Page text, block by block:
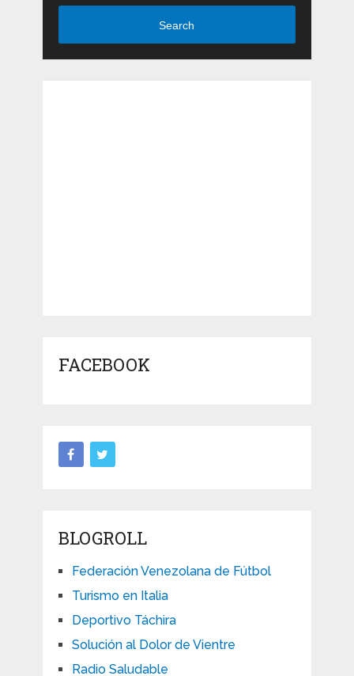
Search
FACEBOOK
BLOGROLL
Federación Venezolana de Fútbol
Turismo en Italia
Deportivo Táchira
Solución al Dolor de Vientre
Radio Saludable